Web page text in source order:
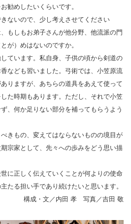
勧めしたいくらいです。
ないので、少し考えさせてください
もしもお弟子さんが他分野、他流派の門
が）めはないのですか。
ています。私自身、子供の頃から剣道の
なども習いました。弓術では、小笠原流
りますが、あちらの道具をあえて使って
た時期もあります。ただし、それで小笠
、何か足りない部分を補ってもらうよう
きもの、変えてはならないものの境目が
宗家として、先々への歩みをどう思い描
に正しく伝えていくことが何よりの使命
たる担い手であり続けたいと思います。
構成・文／内田 孝 写真／吉田 敬